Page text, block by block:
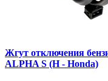
Жгут отключения
ALPHA S (H - Honda)